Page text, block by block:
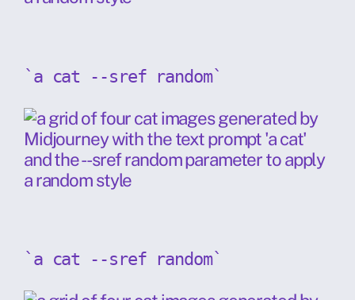
`a cat --sref random`
`a cat --sref random`